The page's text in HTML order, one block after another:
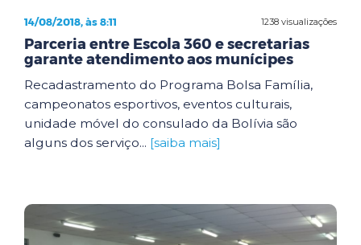
1238 visualizações
14/08/2018, às 8:11
Parceria entre Escola 360 e secretarias
garante atendimento aos munícipes
Recadastramento do Programa Bolsa Família,
campeonatos esportivos, eventos culturais,
unidade móvel do consulado da Bolívia são
alguns dos serviço... [saiba mais]